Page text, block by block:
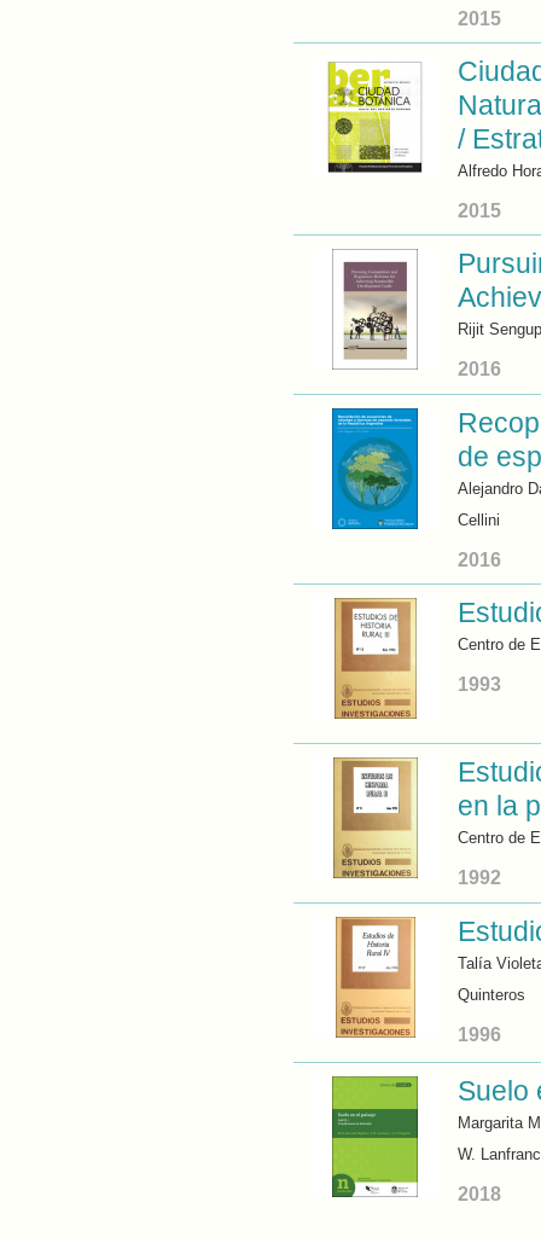
2015
/
Alfredo
2015
Rijit
2016
de
Alejandro
Cellini
2016
Centro de
1993
en la
Centro de
1992
Talía
Quinteros
1996
Suelo
Margarita
W.
2018